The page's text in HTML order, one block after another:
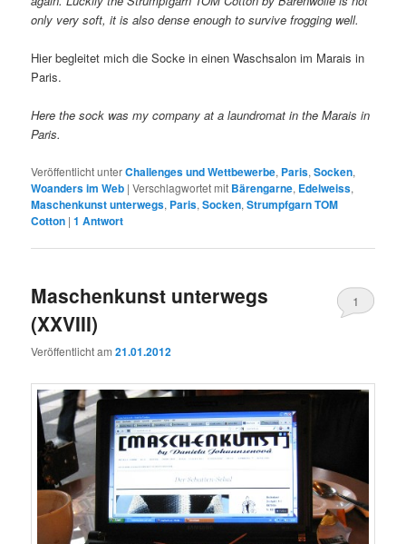
only very soft, it is also dense enough to survive frogging well.
Hier begleitet mich die Socke in einen Waschsalon im Marais in
Paris.
Here the sock was my company at a laundromat in the Marais in
Paris.
Veröffentlicht unterChallenges und Wettbewerbe, Paris,Socken,
Woanders im Web |Verschlagwortet mit Bärengarne, Edelweiss,
Maschenkunst unterwegs, Paris,Socken,Strumpfgarn TOM
Cotton |1 Antwort
Maschenkunst unterwegs
(XXVIII)
Veröffentlicht am21.01.2012
1